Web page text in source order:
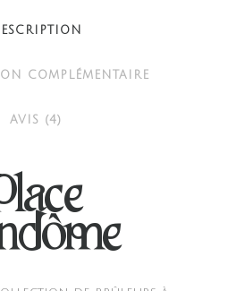
COMPLÉMENTAIRE
AVIS (4)